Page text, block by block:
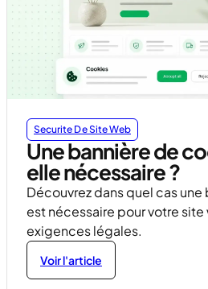
Securite De Site Web
Une bannière de
elle nécessaire ?
Découvrez dans quel cas
est nécessaire pour votre
exigences légales.
Voir l'article